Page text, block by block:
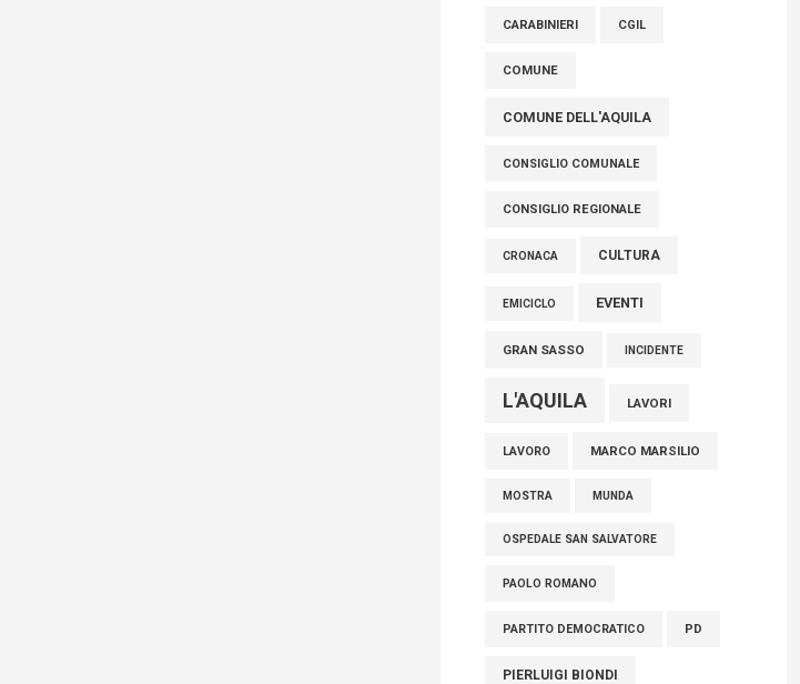
tra cui molti abruzzesi"
06 Agosto 2026
CARABINIERI CGIL
COMUNE
COMUNE DELL'AQUILA
CONSIGLIO COMUNALE
CONSIGLIO REGIONALE
CRONACA CULTURA
EMICICLO EVENTI
GRAN SASSO INCIDENTE
L'AQUILA LAVORI
LAVORO MARCO MARSILIO
MOSTRA MUNDA
OSPEDALE SAN SALVATORE
PAOLO ROMANO
PARTITO DEMOCRATICO PD
PIERLUIGI BIONDI